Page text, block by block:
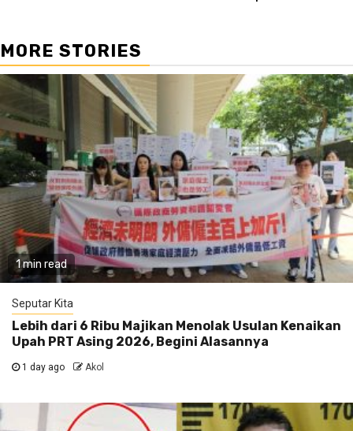
MORE STORIES
1 min read
Seputar Kita
Lebih dari 6 Ribu Majikan Menolak Usulan Kenaikan
Upah PRT Asing 2026, Begini Alasannya
1 day ago Akol